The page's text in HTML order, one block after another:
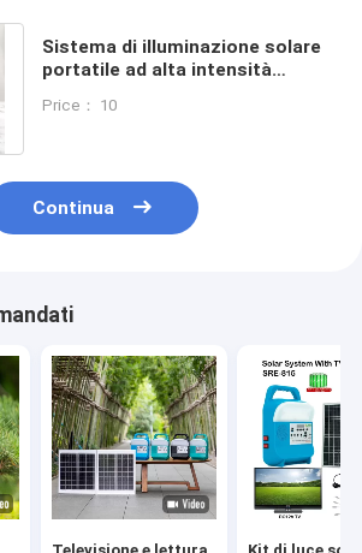
Sistema di illuminazione solare
portatile ad alta intensità
sostenibile
Price： 10
Continua